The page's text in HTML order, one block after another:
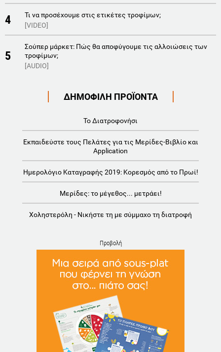
4
Τι να προσέχουμε στις ετικέτες τροφίμων;
[VIDEO]
5
Σούπερ μάρκετ: Πώς θα αποφύγουμε τις αλλοιώσεις των
τροφίμων;
[AUDIO]
ΔΗΜΟΦΙΛΗ ΠΡΟΪΟΝΤΑ
Το Διατροφονήσι
Εκπαιδεύστε τους Πελάτες για τις Μερίδες-Βιβλίο και
Application
Ημερολόγιο Καταγραφής 2019: Κορεσμός από το Πρωί!
Μερίδες: το μέγεθος... μετράει!
Χοληστερόλη - Νικήστε τη με σύμμαχο τη διατροφή
Προβολή